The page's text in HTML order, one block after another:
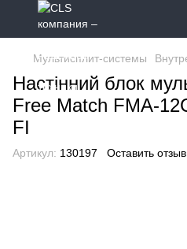
Мультисплит-системы
Настінний блок
Free Match FMA-
FI
Артикул: 130197 Оставить отзыв